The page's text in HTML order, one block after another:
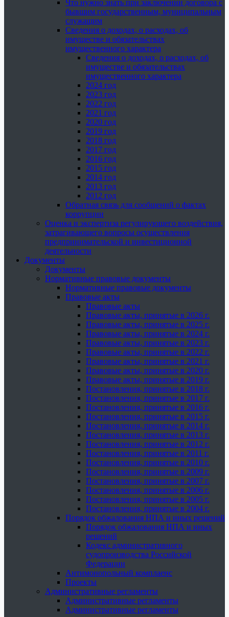
Что нужно знать при заключении договора с
бывшим государственным, муниципальным
служащим
Сведения о доходах, о расходах, об
имуществе и обязательствах
имущественного характера
Сведения о доходах, о расходах, об
имуществе и обязательствах
имущественного характера
2024 год
2023 год
2022 год
2021 год
2020 год
2019 год
2018 год
2017 год
2016 год
2015 год
2014 год
2013 год
2012 год
Обратная связь для сообщений о фактах
коррупции
Оценка и экспертиза регулирующего воздействия,
затрагивающего вопросы осуществления
предпринимательской и инвестиционной
деятельности
Документы
Документы
Нормативные правовые документы
Нормативные правовые документы
Правовые акты
Правовые акты
Правовые акты, принятые в 2026 г.
Правовые акты, принятые в 2025 г.
Правовые акты, принятые в 2024 г.
Правовые акты, принятые в 2023 г.
Правовые акты, принятые в 2022 г.
Правовые акты, принятые в 2021 г.
Правовые акты, принятые в 2020 г.
Правовые акты, принятые в 2019 г.
Постановления, принятые в 2018 г.
Постановления, принятые в 2017 г.
Постановления, принятые в 2016 г.
Постановления, принятые в 2015 г.
Постановления, принятые в 2014 г.
Постановления, принятые в 2013 г.
Постановления, принятые в 2012 г.
Постановления, принятые в 2011 г.
Постановления, принятые в 2010 г.
Постановления, принятые в 2009 г.
Постановления, принятые в 2007 г.
Постановления, принятые в 2006 г.
Постановления, принятые в 2005 г.
Постановления, принятые в 2004 г.
Порядок обжалования НПА и иных решений
Порядок обжалования НПА и иных
решений
Кодекс административного
судопроизводства Российской
Федерации
Антимонопольный комплаенс
Проекты
Административные регламенты
Административные регламенты
Административные регламенты